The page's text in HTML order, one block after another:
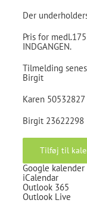
Der
Pris for
INDGANGEN.
Tilmelding
Birgit
Karen 50532827
Birgit 23622298
Tilføj til
Google kalender
iCalendar
Outlook 365
Outlook Live